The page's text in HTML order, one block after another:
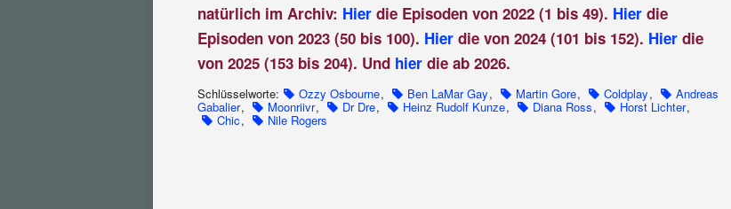
natürlich im Archiv: Hier die Episoden von 2022 (1 bis 49). Hier die
Episoden von 2023 (50 bis 100). Hier die von 2024 (101 bis 152). Hier die
von 2025 (153 bis 204). Und hier die ab 2026.
Schlüsselworte: Ozzy Osbourne, Ben LaMar Gay, Martin Gore, Coldplay, Andreas
Gabalier, Moonriivr, Dr Dre, Heinz Rudolf Kunze, Diana Ross, Horst Lichter,
Chic, Nile Rogers